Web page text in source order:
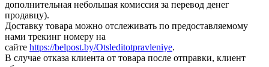
дополнительная небольшая комиссия за перевод денег
продавцу).
Доставку товара можно отслеживать по предоставляемому
нами трекинг номеру на
сайте https://belpost.by/Otsleditotpravleniye.
В случае отказа клиента от товара после отправки, клиент